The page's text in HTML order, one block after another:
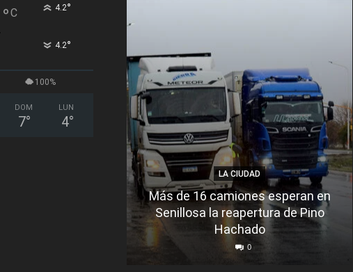
°C 4.2°
4.2°
100%
DOM
7°
LUN
4°
LA CIUDAD
Más de 16 camiones esperan en
Senillosa la reapertura de Pino
Hachado
0